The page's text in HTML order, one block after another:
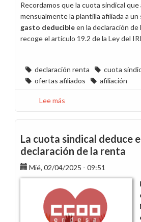
Recordamos que la cuota sindical que
mensualmente la plantilla afiliada a
gasto deducibleen la declaración de
recoge el artículo 19.2 de la Ley del
declaración renta
cuota
ofertas afiliados
afiliación
Lee más
sindical
deduce
en
la
declaración
de
renta
La cuota sindical deduce
declaración de la renta
Mié, 02/04/2025 - 09:51